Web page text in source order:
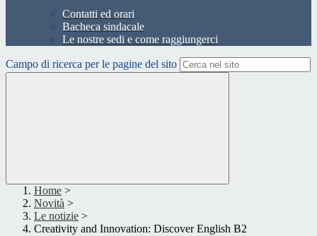
Contatti ed orari
Bacheca sindacale
Le nostre sedi e come raggiungerci
Campo di ricerca per le pagine del sito
Home >
Novità >
Le notizie >
Creativity and Innovation: Discover English B2